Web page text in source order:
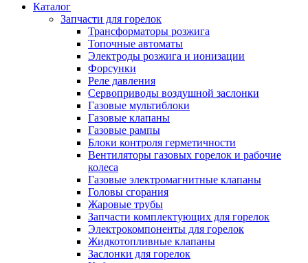
Каталог
Запчасти для горелок
Трансформаторы розжига
Топочные автоматы
Электроды розжига и ионизации
Форсунки
Реле давления
Сервоприводы воздушной заслонки
Газовые мультиблоки
Газовые клапаны
Газовые рампы
Блоки контроля герметичности
Вентиляторы газовых горелок и рабочие
колеса
Газовые электромагнитные клапаны
Головы сгорания
Жаровые трубы
Запчасти комплектующих для горелок
Электрокомпоненты для горелок
Жидкотопливные клапаны
Заслонки для горелок